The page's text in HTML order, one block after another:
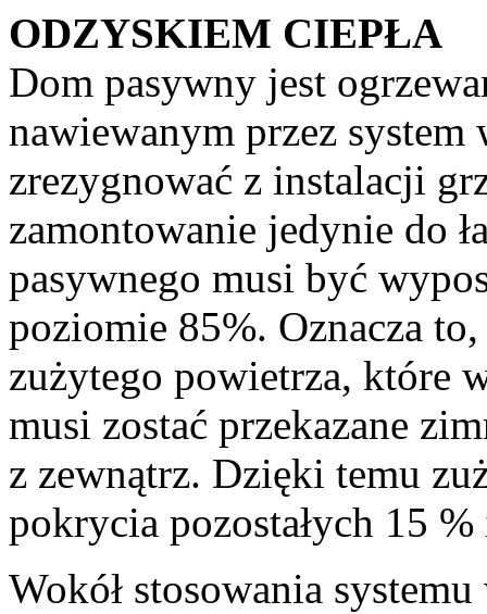
ODZYSKIEM CIEPŁA
Dom pasywny jest
nawiewanym przez
zrezygnować z instalacji
zamontowanie jedynie do
pasywnego musi być
poziomie 85%. Oznacza
zużytego powietrza, które
musi zostać przekazane
z zewnątrz. Dzięki temu
pokrycia pozostałych 15
Wokół stosowania